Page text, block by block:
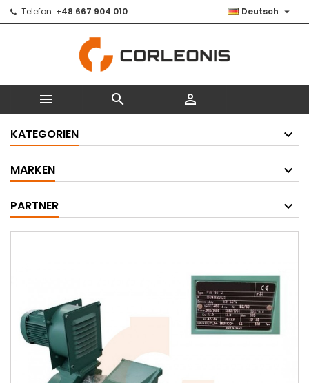
Telefon: +48 667 904 010 Deutsch 
  
KATEGORIEN
MARKEN
PARTNER